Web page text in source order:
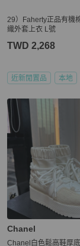
29）Faherty正品有機
織外套上衣 L號
TWD 2,268
近新閒置品 本地
Chanel
Chanel白色鬆高鞋厚